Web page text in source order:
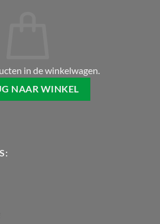
in de winkelwagen.
NAAR WINKEL